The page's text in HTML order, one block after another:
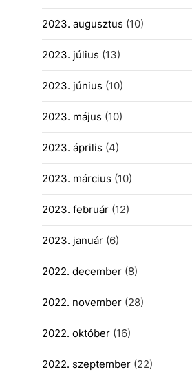
2023. augusztus (10)
2023. július (13)
2023. június (10)
2023. május (10)
2023. április (4)
2023. március (10)
2023. február(12)
2023. január(6)
2022. december(8)
2022. november(28)
2022. október(16)
2022. szeptember(22)